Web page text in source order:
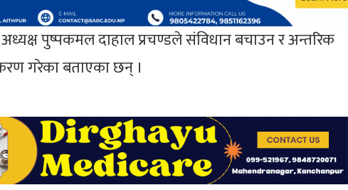
पुष्पकमल दाहाल प्रचण्डले संविधान बचाउन र अन्तरिक
गरेका बताएका छन् ।